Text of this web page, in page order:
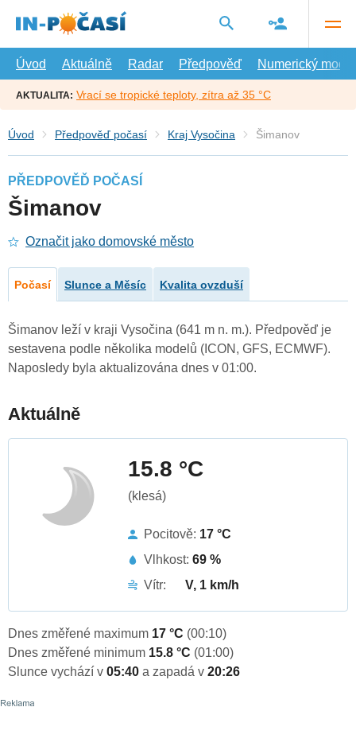
hlavní
Úvod
Aktuálně Radar Předpověď Numerický model
AKTUALITA: Vrací se tropické teploty, zítra až 35 °C
Úvod Předpověď počasí Kraj Vysočina Šimanov
PŘEDPOVĚĎ POČASÍ
Šimanov
Označit jako domovské město
Počasí Slunce a Měsíc Kvalita ovzduší
Šimanov leží v kraji Vysočina (641 m n. m.). Předpověď je
sestavena podle několika modelů (ICON, GFS, ECMWF).
Naposledy byla aktualizována dnes v 01:00.
Aktuálně
15.8 °C
(klesá)
Pocitově: 17 °C
Vlhkost: 69 %
Vítr:
V, 1 km/h
Dnes změřené maximum 17 °C (00:10)
Dnes změřené minimum 15.8 °C (01:00)
Slunce vychází v 05:40 a zapadá v 20:26